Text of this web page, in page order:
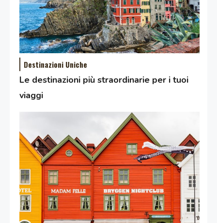
Destinazioni Uniche
Le destinazioni più straordinarie per i tuoi
viaggi